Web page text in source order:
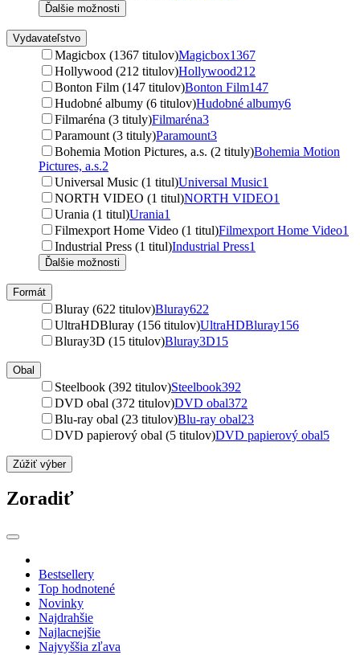
Ďalšie možnosti
Vydavateľstvo
Magicbox (1367 titulov)Magicbox1367
Hollywood (212 titulov)Hollywood212
Bonton Film (147 titulov)Bonton Film147
Hudobné albumy (6 titulov)Hudobné albumy6
Filmaréna (3 tituly)Filmaréna3
Paramount (3 tituly)Paramount3
Bohemia Motion Pictures, a.s. (2 tituly)Bohemia Motion
Pictures, a.s.2
Universal Music (1 titul)Universal Music1
NORTH VIDEO (1 titul)NORTH VIDEO1
Urania (1 titul)Urania1
Filmexport Home Video (1 titul)Filmexport Home Video1
Industrial Press (1 titul)Industrial Press1
Ďalšie možnosti
Formát
Bluray (622 titulov)Bluray622
UltraHDBluray (156 titulov)UltraHDBluray156
Bluray3D (15 titulov)Bluray3D15
Obal
Steelbook (392 titulov)Steelbook392
DVD obal (372 titulov)DVD obal372
Blu-ray obal (23 titulov)Blu-ray obal23
DVD papierový obal (5 titulov)DVD papierový obal5
Zúžiť výber
Zoradiť
Bestsellery
Top hodnotené
Novinky
Najdrahšie
Najlacnejšie
Najvyššia zľava